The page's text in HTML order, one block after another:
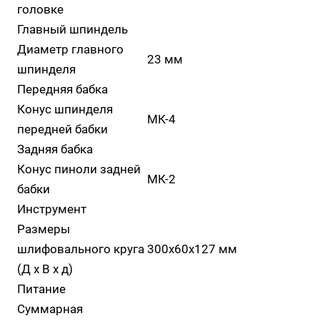
головке
Главный шпиндель
Диаметр главного
шпинделя
23 мм
Передняя бабка
Конус шпинделя
передней бабки
МК-4
Задняя бабка
Конус пиноли задней
бабки
МК-2
Инструмент
Размеры
шлифовального круга
(Д х В x д)
300х60х127 мм
Питание
Суммарная